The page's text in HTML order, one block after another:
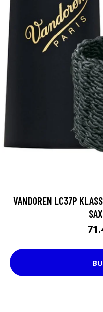
VANDOREN LC37P